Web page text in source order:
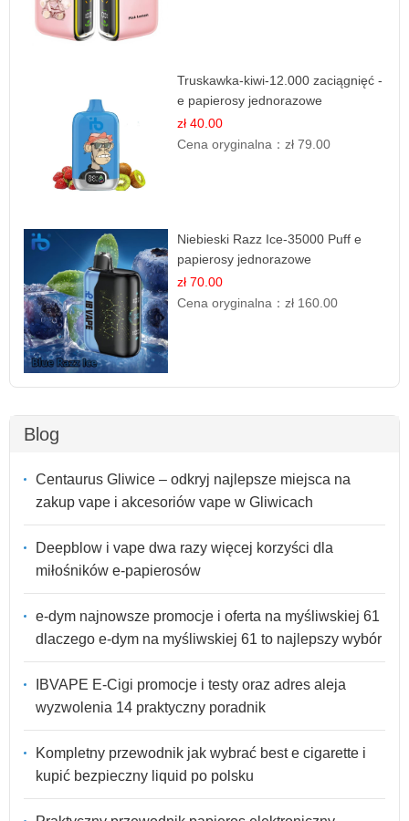
Truskawka-kiwi-12.000 zaciągnięć -
e papierosy jednorazowe
zł 40.00
Cena oryginalna：zł 79.00
Niebieski Razz Ice-35000 Puff e
papierosy jednorazowe
zł 70.00
Cena oryginalna：zł 160.00
Blog
Centaurus Gliwice – odkryj najlepsze miejsca na
zakup vape i akcesoriów vape w Gliwicach
Deepblow i vape dwa razy więcej korzyści dla
miłośników e-papierosów
e-dym najnowsze promocje i oferta na myśliwskiej 61
dlaczego e-dym na myśliwskiej 61 to najlepszy wybór
IBVAPE E-Cigi promocje i testy oraz adres aleja
wyzwolenia 14 praktyczny poradnik
Kompletny przewodnik jak wybrać best e cigarette i
kupić bezpieczny liquid po polsku